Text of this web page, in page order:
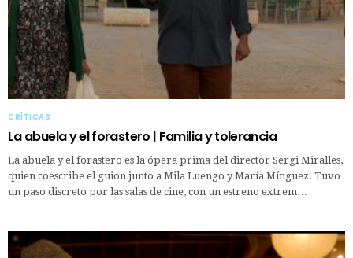
CRÍTICAS
La abuela y el forastero | Familia y tolerancia
La abuela y el forastero es la ópera prima del director Sergi Miralles,
quien coescribe el guion junto a Mila Luengo y María Mínguez. Tuvo
un paso discreto por las salas de cine, con un estreno extrem…